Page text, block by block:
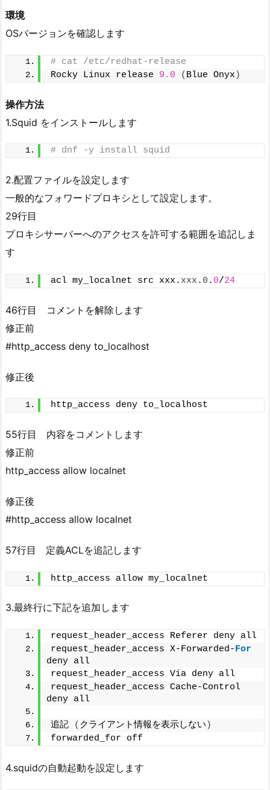
環境
OSバージョンを確認します
# cat /etc/redhat-release
Rocky Linux release 9.0 ( Blue Onyx )
操作方法
1.Squid をインストールします
# dnf -y install squid
2.配置ファイルを設定します
一般的なフォワードプロキシとして設定します。
29行目
プロキシサーバーへのアクセスを許可する範囲を追記しま
す
acl my_localnet src xxx. xxx . 0 . 0/24
46行目 コメントを解除します
修正前
#http_access deny to_localhost
修正後
http_access deny to_localhost
55行目 内容をコメントします
修正前
http_access allow localnet
修正後
#http_access allow localnet
57行目 定義ACLを追記します
http_access allow my_localnet
3.最終行に下記を追加します
request_header_access Referer deny all
request_header_access X-Forwarded-For
deny all
request_header_access Via deny all
request_header_access Cache-Control
deny all
追記 ( クライアント情報を表示しない )
forwarded_for off
4.squidの自動起動を設定します